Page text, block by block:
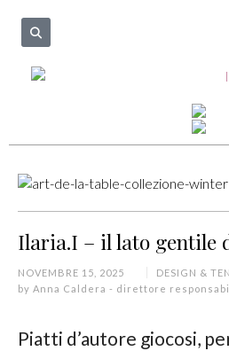
Ilaria.I – il lato gentile
NOVEMBRE 15, 2025 DESIGN &
by Anna Caldera - direttore
Piatti d’autore giocosi,